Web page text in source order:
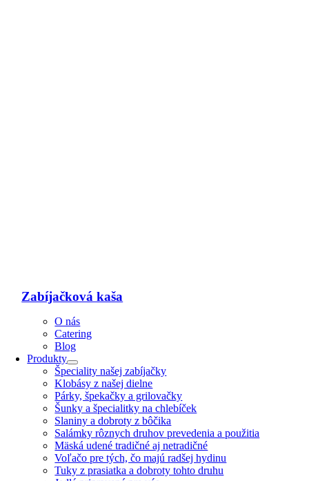
Zabíjačková kaša
O nás
Catering
Blog
Produkty
Špeciality našej zabíjačky
Klobásy z našej dielne
Párky, špekačky a grilovačky
Šunky a špecialitky na chlebíček
Slaniny a dobroty z bôčika
Salámky rôznych druhov prevedenia a použitia
Mäská udené tradičné aj netradičné
Voľačo pre tých, čo majú radšej hydinu
Tuky z prasiatka a dobroty tohto druhu